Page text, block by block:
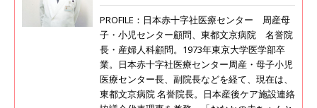
PROFILE：日本赤十字社医療センター 周産母
子・小児センター顧問、東都文京病院 名誉院
長・産婦人科顧問。1973年東京大学医学部卒
業。日本赤十字社医療センター周産・母子小児
医療センター長、副院長などを経て、現在は、
東都文京病院 名誉院長。日本産後ケア施設連絡